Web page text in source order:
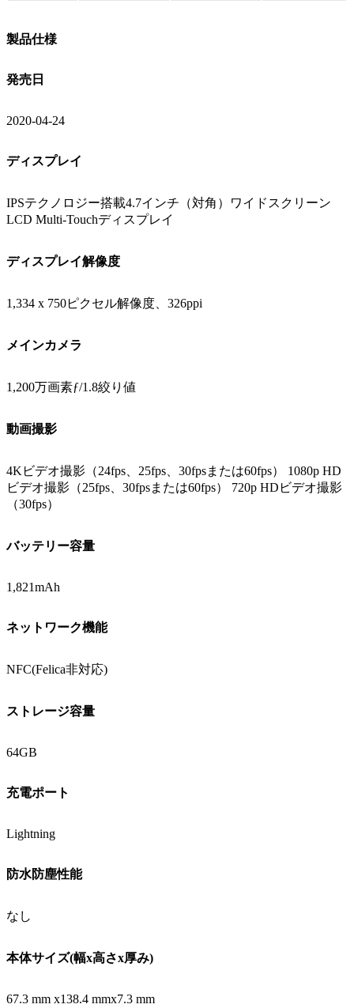
製品仕様
発売日
2020-04-24
ディスプレイ
IPSテクノロジー搭載4.7インチ（対角）ワイドスクリーン
LCD Multi‑Touchディスプレイ
ディスプレイ解像度
1,334 x 750ピクセル解像度、326ppi
メインカメラ
1,200万画素ƒ/1.8絞り値
動画撮影
4Kビデオ撮影（24fps、25fps、30fpsまたは60fps） 1080p HD
ビデオ撮影（25fps、30fpsまたは60fps） 720p HDビデオ撮影
（30fps）
バッテリー容量
1,821mAh
ネットワーク機能
NFC(Felica非対応)
ストレージ容量
64GB
充電ポート
Lightning
防水防塵性能
なし
本体サイズ(幅x高さx厚み)
67.3 mm x138.4 mmx7.3 mm